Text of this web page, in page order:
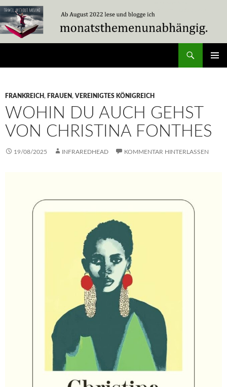
Zum
Inhalt
springen
FRANKREICH, FRAUEN, VEREINIGTES KÖNIGREICH
WOHIN DU AUCH GEHST
VON CHRISTINA FONTHES
19/08/2025 INFRAREDHEAD KOMMENTAR HINTERLASSEN